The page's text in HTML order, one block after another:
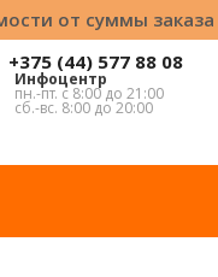
от суммы заказа
+375 (44) 577 88 08
Инфоцентр
пн.-пт. с 8:00 до 21:00
сб.-вс. 8:00 до 20:00